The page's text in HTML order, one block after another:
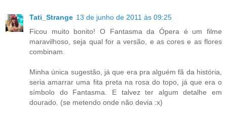
Tati_Strange 13 de junho de 2011 às 09:25
Ficou muito bonito! O Fantasma da Ópera é um filme
maravilhoso, seja qual for a versão, e as cores e as flores
combinam.
Minha única sugestão, já que era pra alguém fã da história,
seria amarrar uma fita preta na rosa do topo, já que era o
símbolo do Fantasma. E talvez ter algum detalhe em
dourado. (se metendo onde não devia :x)